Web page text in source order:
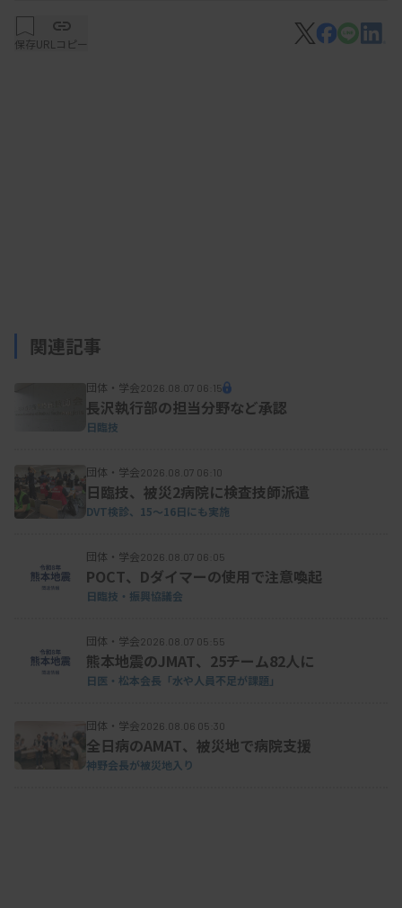
同企画は、認定資格を持つ検査技師をスペシャリ
た。
京都第一赤十字病院検査部の中倉真之氏は、日本
振り返り、「医師から検査結果や運用等で質問され
るようになるなど、臨床とのコミュニケーションが
「資格取得のためには勉強したり情報を集める必要
があるので、いろいろな学会で分からないことを検
としたほか、講演機会が増えるなど学術活動にも幅
が出たことも挙げた。
●認定取得後の心境、「それ以前とは全く違う」
保存URLコピー
関連記事
団体・学会2026.08.07 06:15
長沢執行部の担当分野など承認
日臨技
団体・学会2026.08.07 06:10
日臨技、被災2病院に検査技師派遣
DVT検診、15～16日にも実施
団体・学会2026.08.07 06:05
POCT、Dダイマーの使用で注意喚起
日臨技・振興協議会
団体・学会2026.08.07 05:55
熊本地震のJMAT、25チーム82人に
日医・松本会長「水や人員不足が課題」
団体・学会2026.08.06 05:30
全日病のAMAT、被災地で病院支援
神野会長が被災地入り